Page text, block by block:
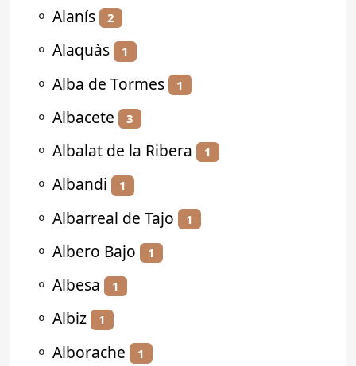
⚬ Alanís 2
⚬ Alaquàs 1
⚬ Alba de Tormes 1
⚬ Albacete 3
⚬ Albalat de la Ribera 1
⚬ Albandi 1
⚬ Albarreal de Tajo 1
⚬ Albero Bajo 1
⚬ Albesa 1
⚬ Albiz 1
⚬ Alborache 1